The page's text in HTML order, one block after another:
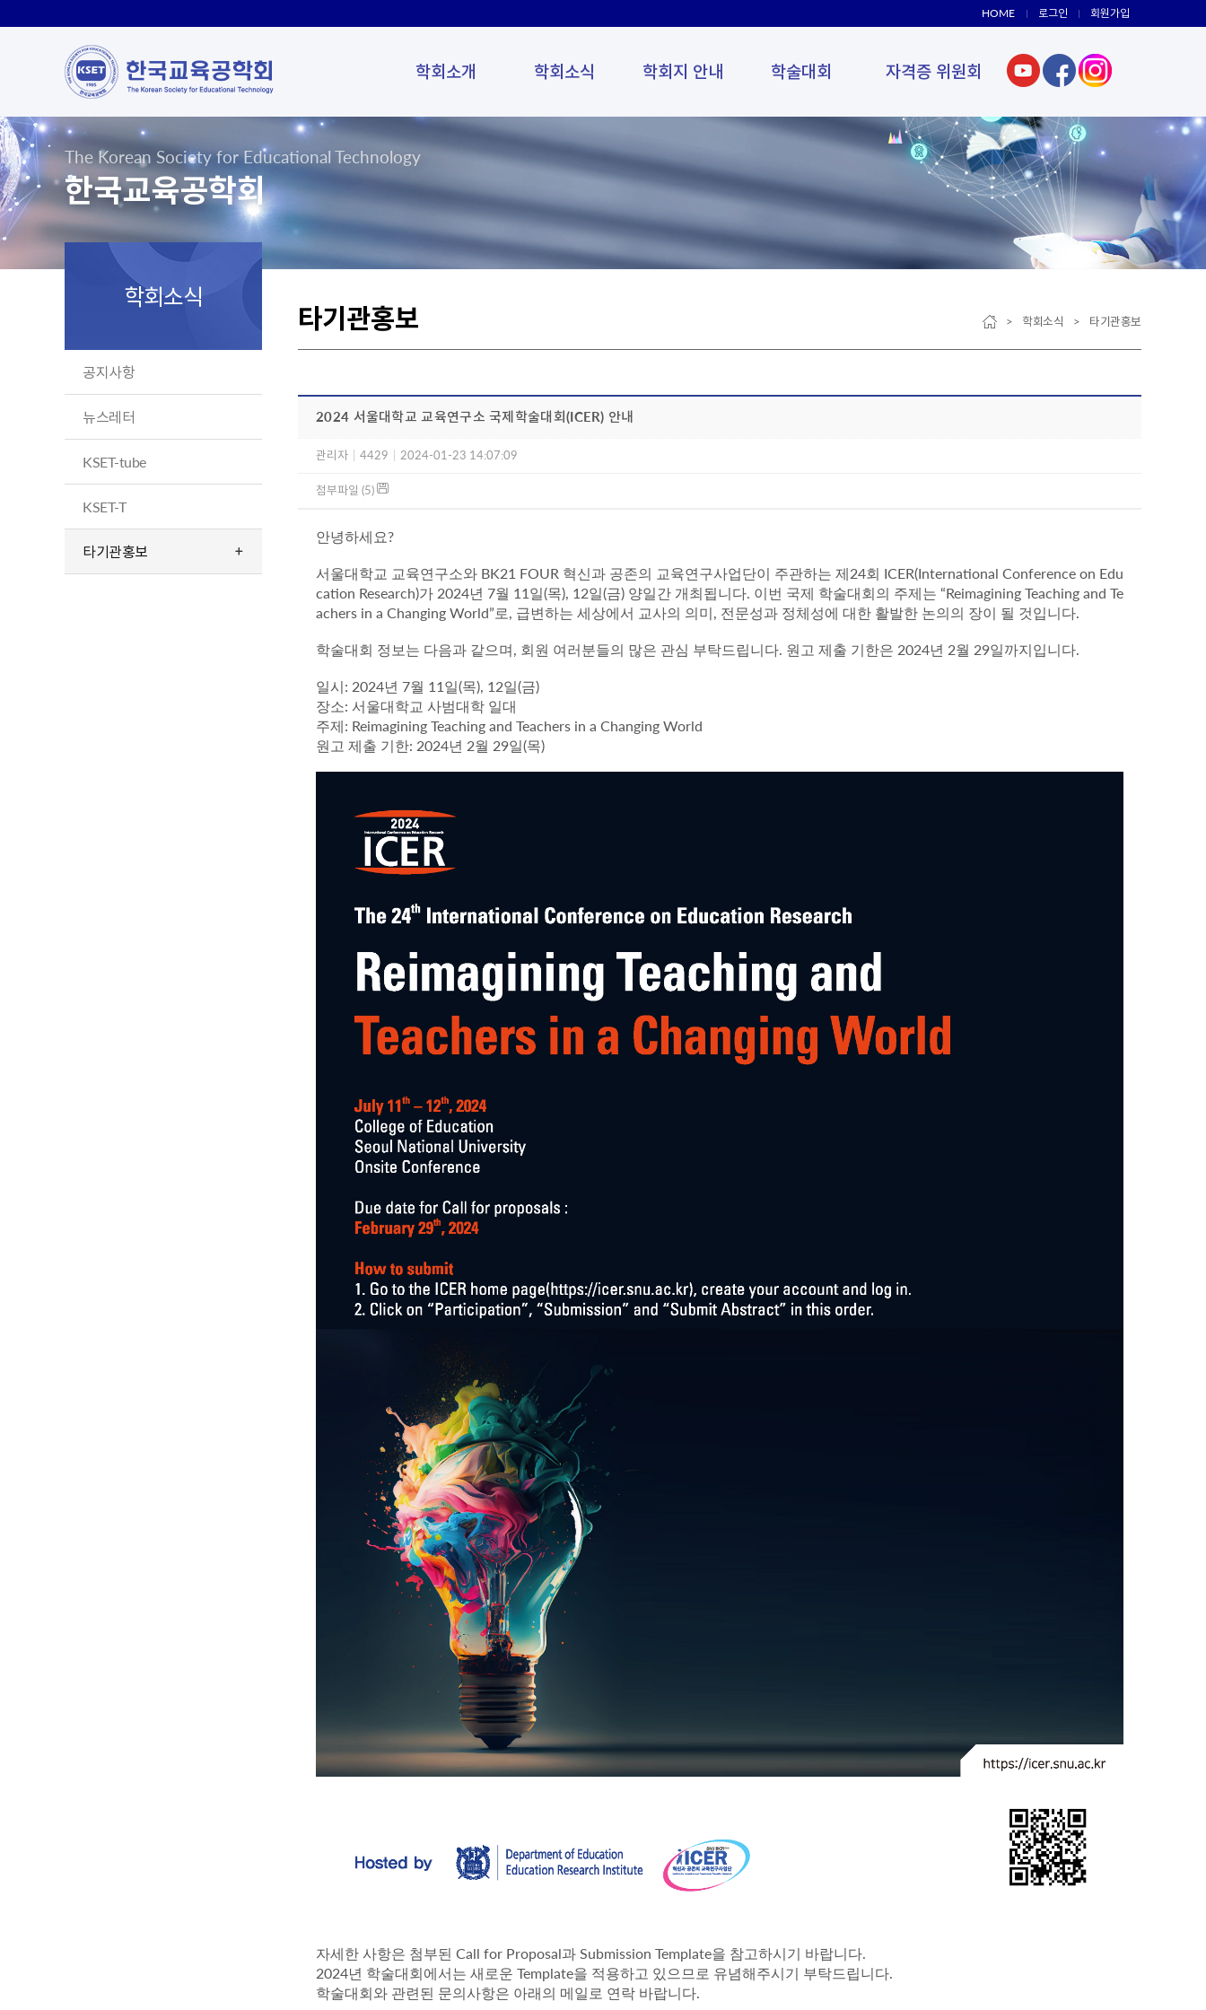
HOME 로그인 회원가입
학회소개 학회소식 학회지 안내 학술대회 자격증 위원회
The Korean Society for Educational Technology
한국교육공학회
학회소식
공지사항
뉴스레터
KSET-tube
KSET-T
타기관홍보
타기관홍보 > 학회소식 > 타기관홍보
2024 서울대학교 교육연구소 국제학술대회(ICER) 안내
관리자 4429 2024-01-23 14:07:09
첨부파일 (5)
안녕하세요?
서울대학교 교육연구소와 BK21 FOUR 혁신과 공존의 교육연구사업단이 주관하는 제 24회 ICER(International Conference on Edu
cation Research)가 2024년 7월 11 일(목), 12일(금) 양일간 개최됩니다. 이번 국제 학술대회의 주제는 “Reimagining Teaching and Te
achers in a Changing World” 로, 급변하는 세상에서 교사의 의미 , 전문성과 정체성에 대한 활발한 논의의 장이 될 것입니다.
학술대회 정보는 다음과 같으며 , 회원 여러분들의 많은 관심 부탁드립니다. 원고 제출 기한은 2024년 2월 29일까지입니다.
일시 : 2024년 7월 11 일(목), 12일(금)
장소: 서울대학교 사범대학 일대
주제 : Reimagining Teaching and Teachers in a Changing World
원고 제출 기한: 2024년 2월 29일(목)
자세한 사항은 첨부된 Call for Proposal과 Submission Template을 참고하시기 바랍니다
2024년 학술대회에서는 새로운 Template을 적용하고 있으므로 유념해주시기 부탁드립니다
학술대회와 관련된 문의사항은 아래의 메일로 연락 바랍니다